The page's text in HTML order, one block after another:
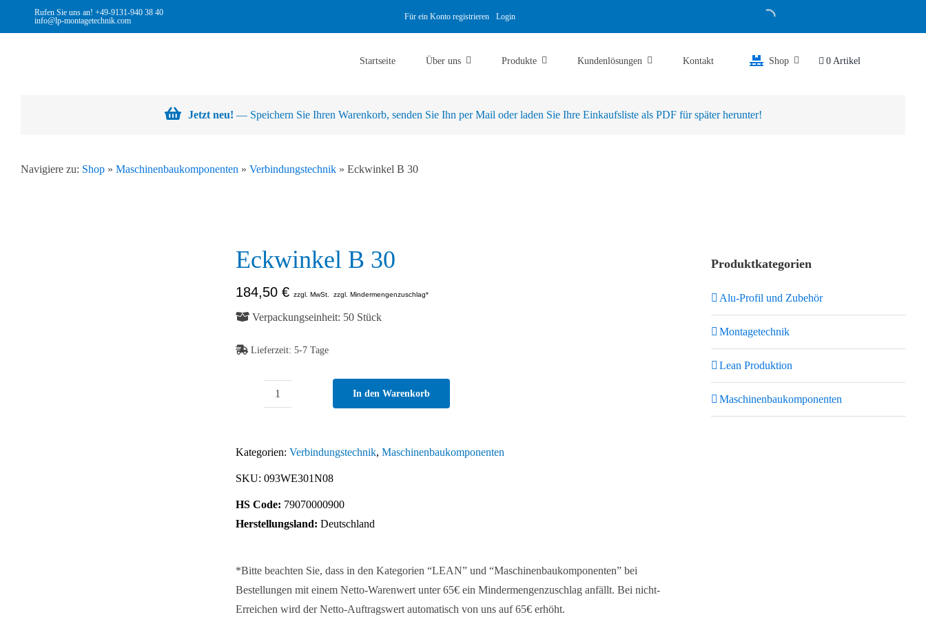
Rufen Sie uns an! +49-9131-940 38 40
info@lp-montagetechnik.com
Für ein Konto registrieren Login
Startseite Über uns Produkte Kundenlösungen Kontakt Shop 0 Artikel
Jetzt neu! — Speichern Sie Ihren Warenkorb, senden Sie Ihn per Mail oder laden Sie Ihre Einkaufsliste als PDF für später herunter!
Navigiere zu: Shop» Maschinenbaukomponenten » Verbindungstechnik» Eckwinkel B 30
Eckwinkel B 30
184,50 € zzgl. MwSt. zzgl. Mindermengenzuschlag*
Verpackungseinheit: 50 Stück
Lieferzeit: 5-7 Tage
Menge
In den Warenkorb
Kategorien: Verbindungstechnik, Maschinenbaukomponenten
SKU: 093WE301N08
HS Code: 79070000900
Herstellungsland: Deutschland
*Bitte beachten Sie, dass in den Kategorien “LEAN” und “Maschinenbaukomponenten” bei
Bestellungen mit einem Netto-Warenwert unter 65€ ein Mindermengenzuschlag anfällt. Bei nicht-
Erreichen wird der Netto-Auftragswert automatisch von uns auf 65€ erhöht.
Produktkategorien
Alu-Profil und Zubehör
Montagetechnik
Lean Produktion
Maschinenbaukomponenten